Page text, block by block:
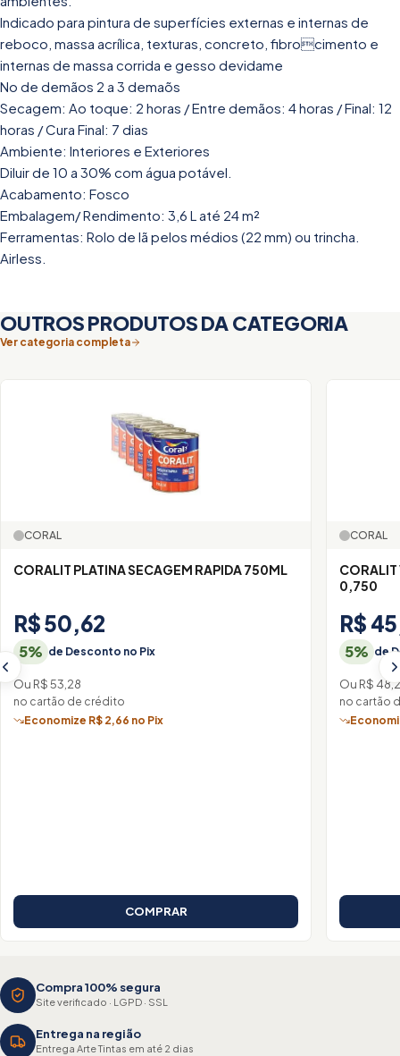
Indicado para pintura de superfícies externas e internas de
reboco, massa acrílica, texturas, concreto, fibrocimento e
internas de massa corrida e gesso devidame
No de demãos 2 a 3 demaõs
Secagem: Ao toque: 2 horas / Entre demãos: 4 horas / Final: 12
horas / Cura Final: 7 dias
Ambiente: Interiores e Exteriores
Diluir de 10 a 30% com água potável.
Acabamento: Fosco
Embalagem/ Rendimento: 3,6 L até 24 m²
Ferramentas: Rolo de lã pelos médios (22 mm) ou trincha.
Airless.
OUTROS PRODUTOS DA CATEGORIA
Ver categoria completa
CORAL
CORALIT PLATINA SECAGEM RAPIDA 750ML
R$ 50,62
5% de Desconto no Pix
Ou R$ 53,28
no cartão de crédito
Economize R$ 2,66 no Pix
COMPRAR
CORAL
CORALIT
0,750
R$
5% de
Ou R$
no cartão
Compra 100% segura
Site verificado · LGPD · SSL
Entrega na região
Entrega Arte Tintas em até 2 dias